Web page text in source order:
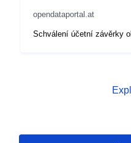
opendataportal.at
Schválení účetní závěrky